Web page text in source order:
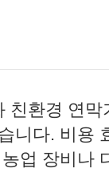
친환경 연
니다. 비용
업 장비나